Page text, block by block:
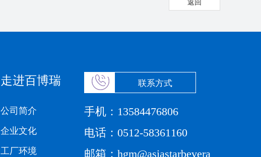
走进百博瑞
公司简介
企业文化
工厂环境
联系方式
手机： 13584476806
电话：0512-58361160
邮箱：hgm@asiastarbevera